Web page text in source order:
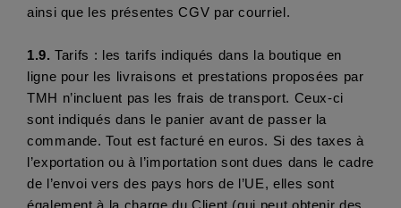
ainsi que les présentes CGV par courriel.
1.9. Tarifs : les tarifs indiqués dans la boutique en
ligne pour les livraisons et prestations proposées par
TMH n’incluent pas les frais de transport. Ceux-ci
sont indiqués dans le panier avant de passer la
commande. Tout est facturé en euros. Si des taxes à
l’exportation ou à l’importation sont dues dans le cadre
de l’envoi vers des pays hors de l’UE, elles sont